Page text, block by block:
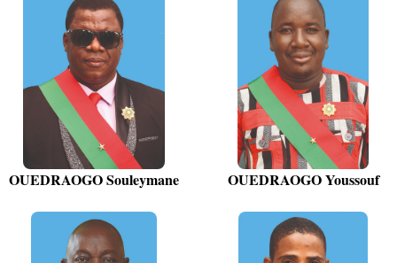
OUEDRAOGO Souleymane OUEDRAOGO Youssouf